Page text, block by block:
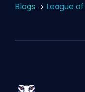
Blogs League